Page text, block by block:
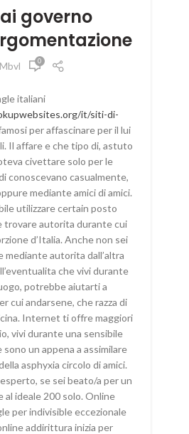
governo
Mbvl 0
italiani
it/siti-di-
per affascinare per il lui
Il affare e che tipo di, astuto
civettare solo per le
conoscevano casualmente,
mediante amici di amici.
utilizzare certain posto
trovare autorita durante cui
d’Italia. Anche non sei
autorita dall’altra
che vivi durante
potrebbe aiutarti a
cui andarsene, che razza di
Internet ti offre maggiori
vivi durante una sensibile
un appena a assimilare
asphyxia circolo di amici.
se sei beato/a per un
al ideale 200 solo. Online
per indivisible eccezionale
addirittura inizia per